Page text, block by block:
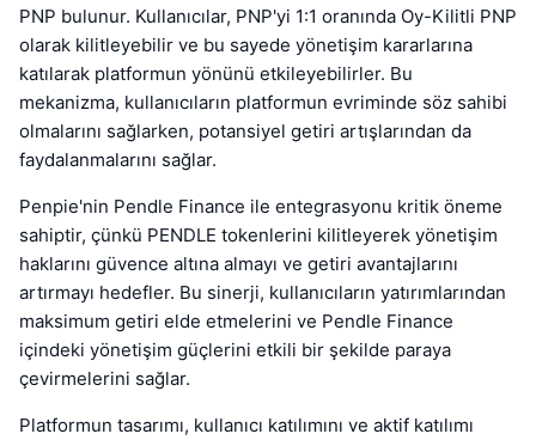
PNP bulunur. Kullanıcılar, PNP'yi 1:1 oranında Oy-Kilitli PNP
olarak kilitleyebilir ve bu sayede yönetişim kararlarına
katılarak platformun yönünü etkileyebilirler. Bu
mekanizma, kullanıcıların platformun evriminde söz sahibi
olmalarını sağlarken, potansiyel getiri artışlarından da
faydalanmalarını sağlar.
Penpie'nin Pendle Finance ile entegrasyonu kritik öneme
sahiptir, çünkü PENDLE tokenlerini kilitleyerek yönetişim
haklarını güvence altına almayı ve getiri avantajlarını
artırmayı hedefler. Bu sinerji, kullanıcıların yatırımlarından
maksimum getiri elde etmelerini ve Pendle Finance
içindeki yönetişim güçlerini etkili bir şekilde paraya
çevirmelerini sağlar.
Platformun tasarımı, kullanıcı katılımını ve aktif katılımı